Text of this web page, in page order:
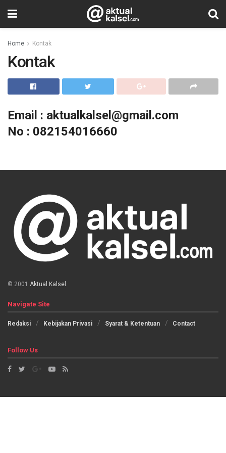
Home Kontak
Kontak
Email : aktualkalsel@gmail.com
No : 082154016660
© 2001 Aktual Kalsel
Navigate Site
Redaksi Kebijakan Privasi Syarat & Ketentuan Contact
Follow Us